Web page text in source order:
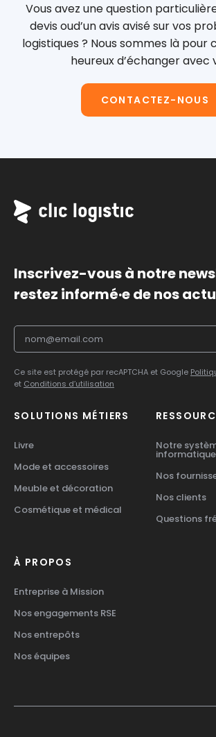
Vous avez une question
devis oud’un avis avisé sur vos
logistiques ? Nous sommes là pour
heureux d’échanger avec
CONTACTEZ-NOUS
Inscrivez-vous à notre
restez informé·e de nos
Ce site est protégé par recAPTCHA et Google
et Conditions d’utilisation
SOLUTIONS MÉTIERS
Livre
Mode et accessoires
Meuble et décoration
Cosmétique et médical
Notre
informatique
Nos
Nos clients
Questions
À PROPOS
Entreprise à Mission
Nos engagements RSE
Nos entrepôts
Nos équipes